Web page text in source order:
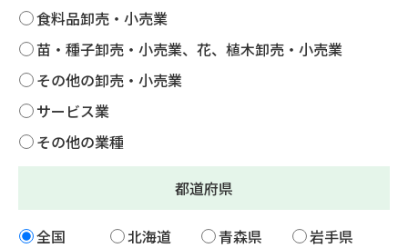
食料品卸売・小売業
苗・種子卸売・小売業、花、植木卸売・小売業
その他の卸売・小売業
サービス業
その他の業種
都道府県
全国 北海道 青森県
岩手県